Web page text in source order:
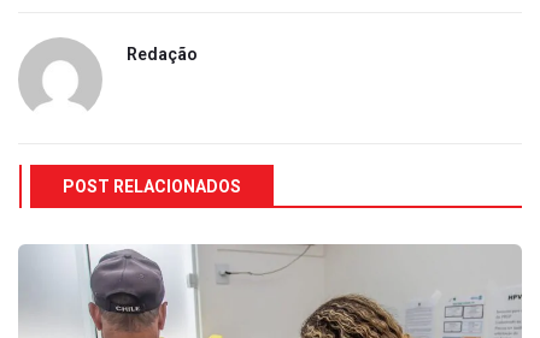
Redação
POST RELACIONADOS